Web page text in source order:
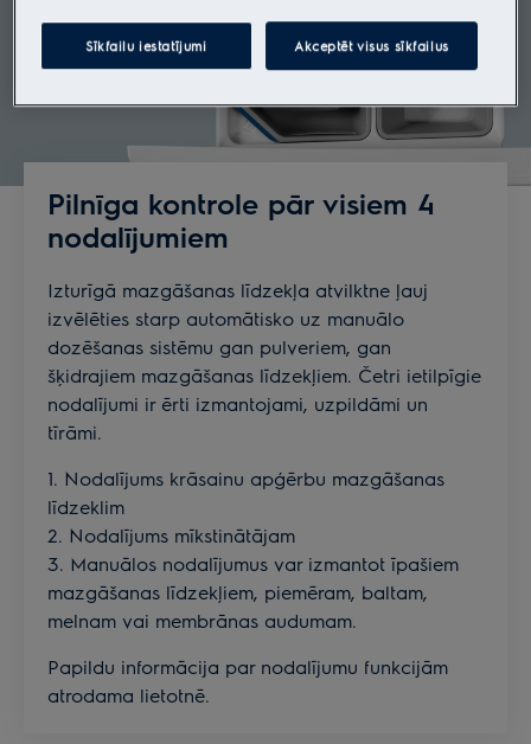
Pilnīga kontrole pār visiem 4
nodalījumiem
Izturīgā mazgāšanas līdzekļa atvilktne ļauj
izvēlēties starp automātisko uz manuālo
dozēšanas sistēmu gan pulveriem, gan
šķidrajiem mazgāšanas līdzekļiem. Četri ietilpīgie
nodalījumi ir ērti izmantojami, uzpildāmi un
tīrāmi.
1. Nodalījums krāsainu apģērbu mazgāšanas
līdzeklim
2. Nodalījums mīkstinātājam
3. Manuālos nodalījumus var izmantot īpašiem
mazgāšanas līdzekļiem, piemēram, baltam,
melnam vai membrānas audumam.
Papildu informācija par nodalījumu funkcijām
atrodama lietotnē.
Sīkfailu iestatījumi Akceptēt visus sīkfailus